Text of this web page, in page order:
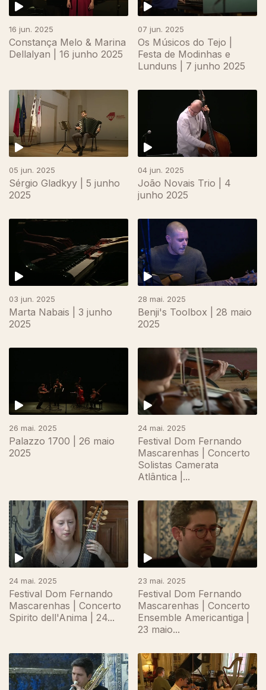
16 jun. 2025
Constança Melo & Marina
Dellalyan | 16 junho 2025
07 jun. 2025
Os Músicos do Tejo |
Festa de Modinhas e
Lunduns | 7 junho 2025
05 jun. 2025
Sérgio Gladkyy | 5 junho
2025
04 jun. 2025
João Novais Trio | 4
junho 2025
03 jun. 2025
Marta Nabais | 3 junho
2025
28 mai. 2025
Benji's Toolbox | 28 maio
2025
855682
26 mai. 2025
Palazzo 1700 | 26 maio
2025
24 mai. 2025
Festival Dom Fernando
Mascarenhas | Concerto
Solistas Camerata
Atlântica |...
24 mai. 2025
Festival Dom Fernando
Mascarenhas | Concerto
Spirito dell'Anima | 24...
23 mai. 2025
Festival Dom Fernando
Mascarenhas | Concerto
Ensemble Americantiga |
23 maio...